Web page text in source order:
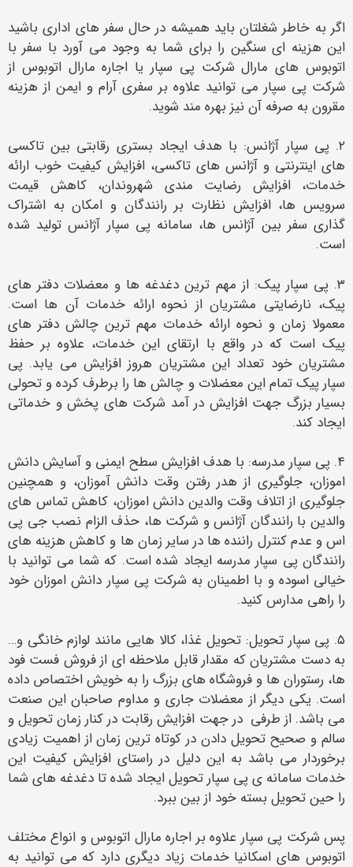
اگر به خاطر شغلتان باید همیشه در حال سفر های اداری باشید
این هزینه ای سنگین را برای شما به وجود می آورد با سفر با
اتوبوس های مارال شرکت پی سپار یا اجاره مارال اتوبوس از
شرکت پی سپار می توانید علاوه بر سفری آرام و ایمن از هزینه
مقرون به صرفه آن نیز بهره مند شوید.
۲. پی سپار آژانس: با هدف ایجاد بستری رقابتی بین تاکسی
های اینترنتی و آژانس های تاکسی، افزایش کیفیت خوب ارائه
خدمات، افزایش رضایت مندی شهروندان، کاهش قیمت
سرویس ها، افزایش نظارت بر رانندگان و امکان به اشتراک
گذاری سفر بین آژانس ها، سامانه پی سپار آژانس تولید شده
است.
۳. پی سپار پیک: از مهم ترین دغدغه ها و معضلات دفتر های
پیک، نارضایتی مشتریان از نحوه ارائه خدمات آن ها است.
معمولا زمان و نحوه ارائه خدمات مهم ترین چالش دفتر های
پیک است که در واقع با ارتقای این خدمات، علاوه بر حفظ
مشتریان خود تعداد این مشتریان هروز افزایش می یابد‌. پی
سپار پیک تمام این معضلات و چالش ها را برطرف کرده و تحولی
بسیار بزرگ جهت افزایش در آمد شرکت های پخش و خدماتی
ایجاد کند‌.
۴. پی سپار مدرسه: با هدف افزایش سطح ایمنی و آسایش دانش
اموزان، جلوگیری از هدر رفتن وقت دانش آموزان، و همچنین
جلوگیری از اتلاف وقت والدین دانش اموزان، کاهش تماس های
والدین با رانندگان آژانس و شرکت ها، حذف الزام نصب جی پی
اس و عدم کنترل راننده ها در سایر زمان ها و کاهش هزینه های
رانندگان پی سپار مدرسه ایجاد شده است. که شما می توانید با
خیالی اسوده و با اطمینان به شرکت پی سپار دانش اموزان خود
را راهی مدارس کنید.
۵. پی سپار تحویل: تحویل غذا، کالا هایی مانند لوازم خانگی و…
به دست مشتریان که مقدار قابل ملاحظه ای از فروش فست فود
ها، رستوران ها و فروشگاه های بزرگ را به خویش اختصاص داده
است. یکی دیگر از معضلات جاری و مداوم صاحبان این صنعت
می باشد. از طرفی در جهت افزایش رقابت در کنار زمان تحویل و
سالم و صحیح تحویل دادن در کوتاه ترین زمان از اهمیت زیادی
برخوردار می باشد به این دلیل در راستای افزایش کیفیت این
خدمات سامانه ی پی سپار تحویل ایجاد شده تا دغدغه های شما
را حین تحویل بسته خود از بین ببرد.
پس شرکت پی سپار علاوه بر اجاره مارال اتوبوس و انواع مختلف
اتوبوس های اسکانیا خدمات زیاد دیگری دارد که می توانید به